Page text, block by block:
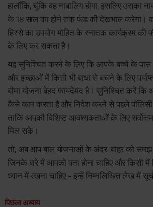
हालाँकि, चूंकि वह नाबालिग होगा, इसलिए उसका
के 18 साल का होने तक फंड की देखभाल करेगा।
हिस्से का उपयोग मोहित के स्नातक कार्यक्रम की
के लिए कर सकता है।
यह सुनिश्चित करने के लिए कि आपके बच्चे के पास
और इच्छाओं में किसी भी बाधा से बचने के लिए
बीमा योजना बेहद फायदेमंद है। सुनिश्चित करें
कैसे काम करता है और निवेश करने से पहले पॉलिसी
ताकि आपकी विशिष्ट आवश्यकताओं के लिए सर्वोत्तम
मिल सके।
तो, अब आप बाल योजनाओं के अंदर-बाहर को
जिनके बारे में आपको पता होना चाहिए और किसी
ध्यान में रखना चाहिए - इन्हें निम्नलिखित लेख में
पिछला अध्याय